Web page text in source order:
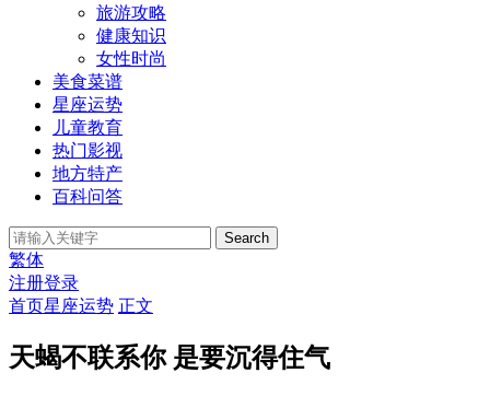
旅游攻略
健康知识
女性时尚
美食菜谱
星座运势
儿童教育
热门影视
地方特产
百科问答
Search
繁体
注册登录
首页星座运势 正文
天蝎不联系你 是要沉得住气